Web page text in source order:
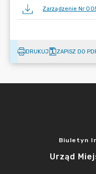
Zarządzenie Nr
DRUKUJ ZAPISZ DO
Biuletyn
Urząd